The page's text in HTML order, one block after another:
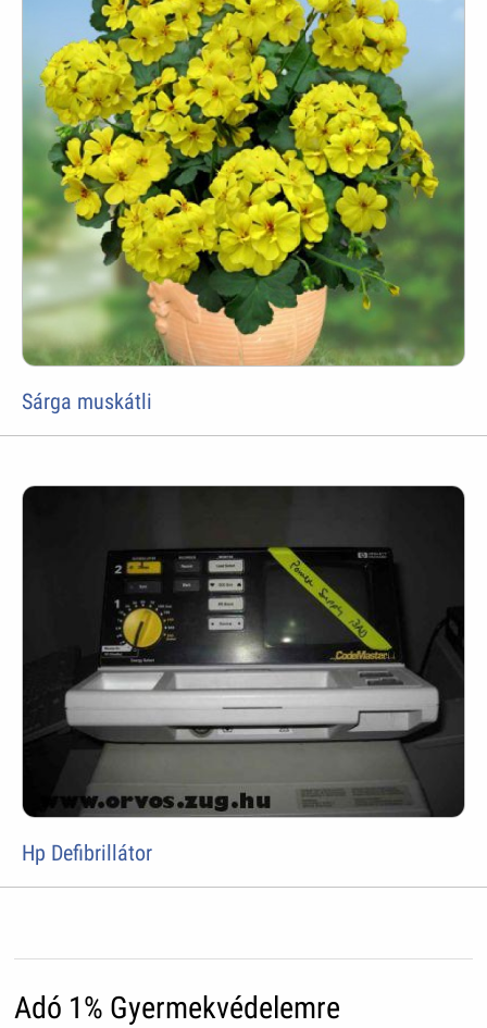
Sárga muskátli
Hp Defibrillátor
Adó 1% Gyermekvédelemre